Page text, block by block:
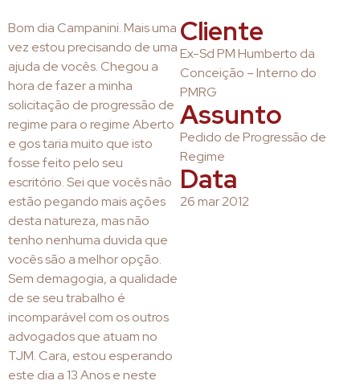
Bom dia Campanini. Mais uma
vez estou precisando de uma
ajuda de vocês. Chegou a
hora de fazer a minha
solicitação de progressão de
regime para o regime Aberto
e gos taria muito que isto
fosse feito pelo seu
escritório. Sei que vocês não
estão pegando mais ações
desta natureza, mas não
tenho nenhuma duvida que
vocês são a melhor opção.
Sem demagogia, a qualidade
de se seu trabalho é
incomparável com os outros
advogados que atuam no
TJM. Cara, estou esperando
este dia a 13 Anos e neste
Cliente
Ex-Sd PM Humberto da
Conceição – Interno do
PMRG
Assunto
Pedido de Progressão de
Regime
Data
26 mar 2012